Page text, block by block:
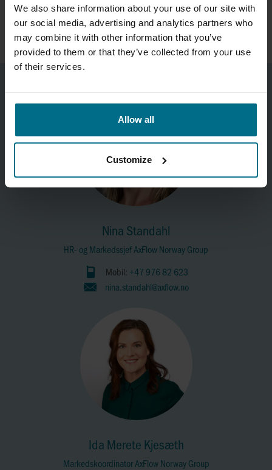
We also share information about your use of our site with
our social media, advertising and analytics partners who
may combine it with other information that you’ve
provided to them or that they’ve collected from your use
of their services.
Allow all
Customize
LES MER
Nina Standahl
HR- og Markedssjef AxFlow Norway Group
Mobil: +47 976 82 623
nina.standahl@axflow.no
Ida Merete Kjesæth
Markedskoordinator AxFlow Norway Group